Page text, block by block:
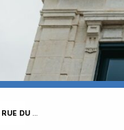
ALLÉE DES TUILERIES